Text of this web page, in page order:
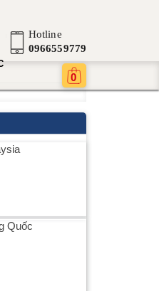
Hotline
0966559779
0
Quốc